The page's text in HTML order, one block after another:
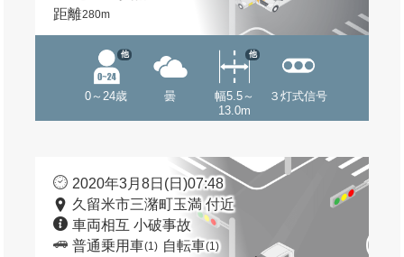
距離280m
0～24歳
他
曇
幅5.5～
13.0m
他
３灯式信号
2020年3月8日(日)07:48
久留米市三潴町玉満 付近
車両相互 小破事故
普通乗用車(1) 自転車(1)